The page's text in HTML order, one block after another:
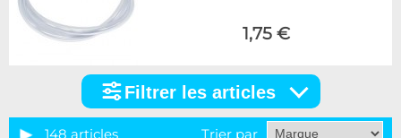
1,75 €
articles
Filtrer les articles
148 articles Trier par